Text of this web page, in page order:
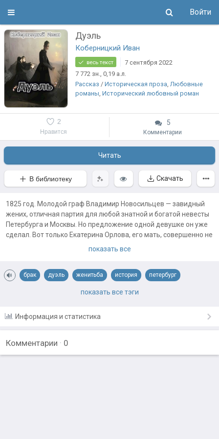
Войти
Дуэль
Коберницкий Иван
весь текст
7 сентября 2022
7 772 зн., 0,19 а.л.
Рассказ /Историческая проза,Любовные
романы,Исторический любовный роман
Нравится
2 5
Комментарии
Читать
В библиотеку Скачать
1825 год. Молодой граф Владимир Новосильцев — завидный
жених, отличная партия для любой знатной и богатой невесты
Петербурга и Москвы. Но предложение одной девушке он уже
сделал. Вот только Екатерина Орлова, его мать, совершенно не
Место действия: Санкт-Петербург. Время действия: 1825 год.
показать все
брак дуэль женитьба история петербург
санкт петербург
показать все тэги
Информация и статистика
Комментарии · 0